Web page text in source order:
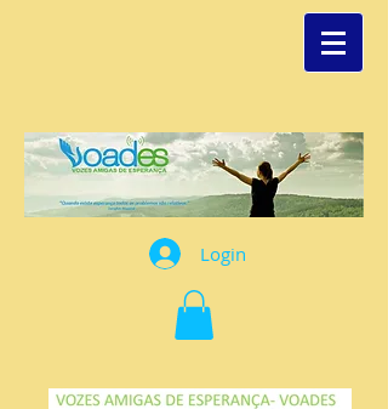
Login